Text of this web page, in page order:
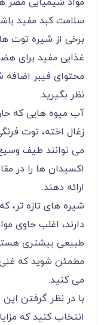
سلامت کبد مفید
برخی از شیره توت
غذایی مفید برای
محتوای فیبر اضافه
نظر بگیرید.
آب میوه هایی که
زغال اخته، توت
می توانند طیف
اکسیدان ها را در
ارائه دهند.
شیره های تازه تر،
دارند، اغلب حاوی
طبیعی بیشتری
مطمئن شوید که
می کنید.
با در نظر گرفتن
انتخاب کنید که